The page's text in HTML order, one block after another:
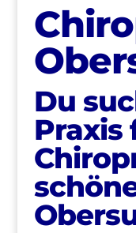
Du
Praxis